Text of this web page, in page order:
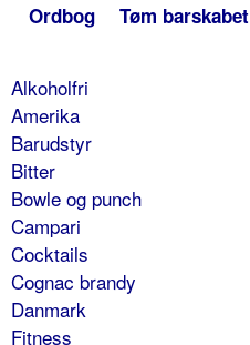
Ordbog Tøm barskabet
Alkoholfri
Amerika
Barudstyr
Bitter
Bowle og punch
Campari
Cocktails
Cognac brandy
Danmark
Fitness